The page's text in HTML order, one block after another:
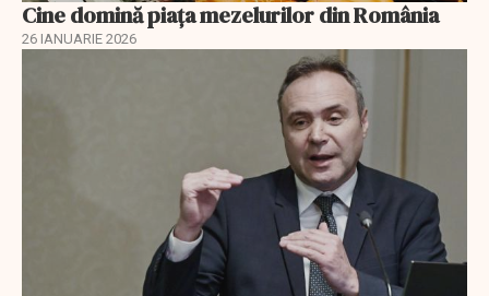
Cine domină piața mezelurilor din România
26 IANUARIE 2026